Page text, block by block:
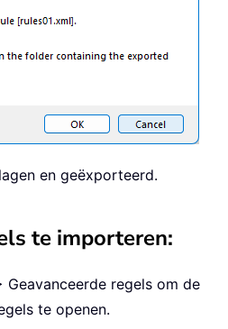
en geëxporteerd.
te importeren:
Geavanceerde regels om de
te openen.